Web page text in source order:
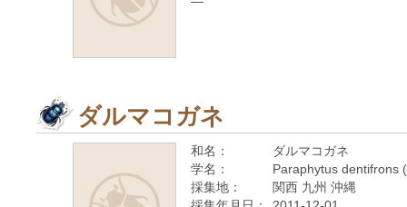
ダルマコガネ
和名：
ダルマコガネ
学名：
Paraphytus dentifrons
採集地：
関西 九州 沖縄